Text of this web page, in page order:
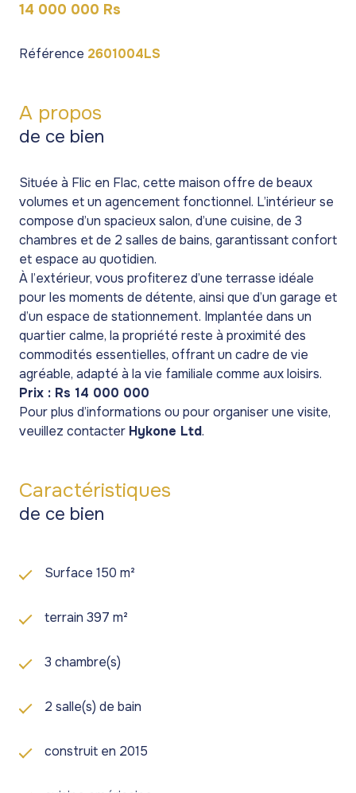
14 000 000 Rs
Référence 2601004LS
A propos
de ce bien
Située à Flic en Flac, cette maison offre de beaux
volumes et un agencement fonctionnel. L’intérieur se
compose d’un spacieux salon, d’une cuisine, de 3
chambres et de 2 salles de bains, garantissant confort
et espace au quotidien.
À l’extérieur, vous profiterez d’une terrasse idéale
pour les moments de détente, ainsi que d’un garage et
d’un espace de stationnement. Implantée dans un
quartier calme, la propriété reste à proximité des
commodités essentielles, offrant un cadre de vie
agréable, adapté à la vie familiale comme aux loisirs.
Prix : Rs 14 000 000
Pour plus d’informations ou pour organiser une visite,
veuillez contacter Hykone Ltd.
Caractéristiques
de ce bien
Surface 150 m²
terrain 397 m²
3 chambre(s)
2 salle(s) de bain
construit en 2015